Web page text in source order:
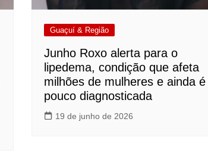
Guaçuí & Região
Junho Roxo alerta para o
lipedema, condição que afeta
milhões de mulheres e ainda é
pouco diagnosticada
19 de junho de 2026